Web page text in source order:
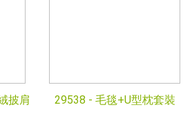
披肩
29538 - 毛毯+U型枕套裝